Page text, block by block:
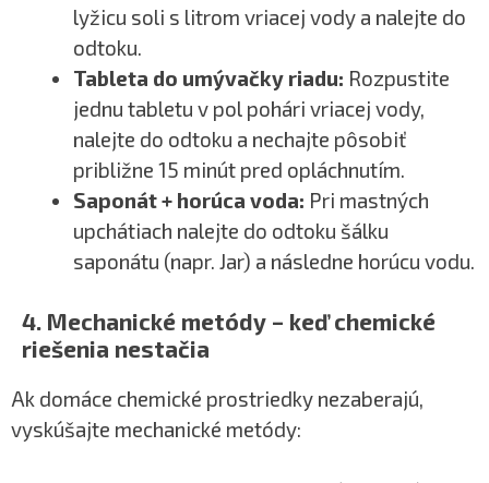
lyžicu soli s litrom vriacej vody a nalejte do
odtoku.
Tableta do umývačky riadu: Rozpustite
jednu tabletu v pol pohári vriacej vody,
nalejte do odtoku a nechajte pôsobiť
približne 15 minút pred opláchnutím.
Saponát + horúca voda: Pri mastných
upchátiach nalejte do odtoku šálku
saponátu (napr. Jar) a následne horúcu vodu.
4. Mechanické metódy – keď chemické
riešenia nestačia
Ak domáce chemické prostriedky nezaberajú,
vyskúšajte mechanické metódy: